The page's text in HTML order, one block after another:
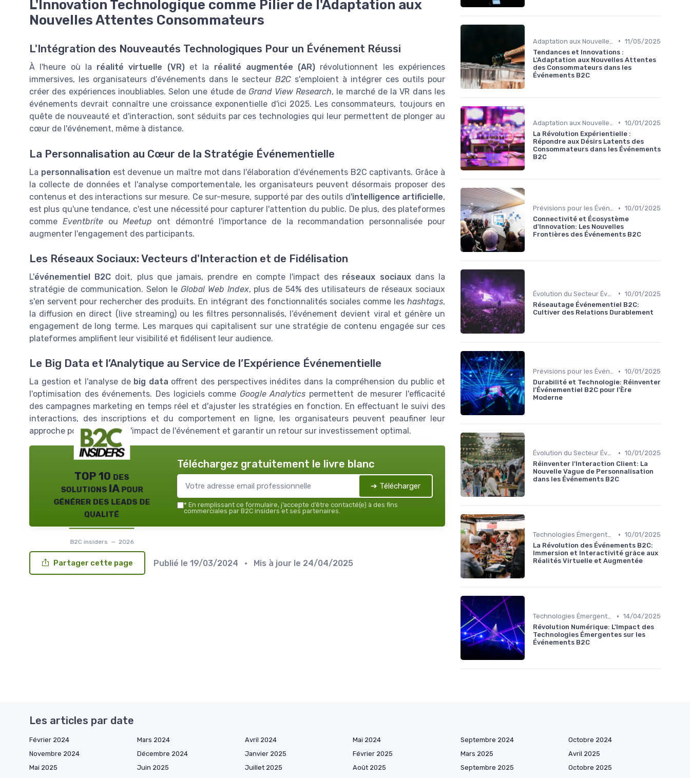
L'Innovation Technologique comme Pilier de l'Adaptation aux
Nouvelles Attentes Consommateurs
L'Intégration des Nouveautés Technologiques Pour un Événement Réussi
À l'heure où la réalité virtuelle (VR)et la réalité augmentée (AR) révolutionnent les expériences
immersives, les organisateurs d'événements dans le secteur B2C s'emploient à intégrer ces outils pour
créer des expériences inoubliables. Selon une étude de Grand View Research, le marché de la VR dans les
événements devrait connaître une croissance exponentielle d'ici 2025. Les consommateurs, toujours en
quête de nouveauté et d'interaction, sont séduits par ces technologies qui leur permettent de plonger au
cœur de l'événement, même à distance.
La Personnalisation au Cœur de la Stratégie Événementielle
La personnalisation est devenue un maître mot dans l'élaboration d'événements B2C captivants. Grâce à
la collecte de données et l'analyse comportementale, les organisateurs peuvent désormais proposer des
contenus et des interactions sur mesure. Ce sur-mesure, supporté par des outils d'intelligence artificielle,
est plus qu'une tendance, c'est une nécessité pour capturer l'attention du public. De plus, des plateformes
comme EventbriteouMeetup ont démontré l'importance de la recommandation personnalisée pour
augmenter l'engagement des participants.
Les Réseaux Sociaux: Vecteurs d'Interaction et de Fidélisation
L'événementiel B2C doit, plus que jamais, prendre en compte l'impact des réseaux sociauxdans la
stratégie de communication. Selon le Global Web Index, plus de 54% des utilisateurs de réseaux sociaux
s'en servent pour rechercher des produits. En intégrant des fonctionnalités sociales comme les hashtags,
la diffusion en direct (live streaming) ou les filtres personnalisés, l’événement devient viral et génère un
engagement de long terme. Les marques qui capitalisent sur une stratégie de contenu engagée sur ces
plateformes amplifient leur visibilité et fidélisent leur audience.
Le Big Data et l’Analytique au Service de l’Expérience Événementielle
La gestion et l'analyse de big data offrent des perspectives inédites dans la compréhension du public et
l'optimisation des événements. Des logiciels comme Google Analytics permettent de mesurer l'efficacité
des campagnes marketing en temps réel et d'ajuster les stratégies en fonction. En effectuant le suivi des
interactions, des inscriptions et du comportement en ligne, les organisateurs peuvent peaufiner leur
approche pour maximiser l'impact de l'événement et garantir un retour sur investissement optimal.
TOP 10 des
solutions IA pour
générer des leads de
qualité
B2C insiders — 2026
Téléchargez gratuitement le livre blanc
➔ Télécharger
* En remplissant ce formulaire, j’accepte d’être contacté(e) à des fins
commerciales par B2C insiders et ses partenaires.
Partager cette page Publié le 19/03/2024 • Mis à jour le 24/04/2025
• 11/05/2025
Tendances et Innovations :
L'Adaptation aux Nouvelles Attentes
des Consommateurs dans les
Événements B2C
• 10/01/2025
La Révolution Expérientielle :
Répondre aux Désirs Latents des
Consommateurs dans les Événements
B2C
Prévisions pour les Événements Futurs • 10/01/2025
Connectivité et Écosystème
d'Innovation: Les Nouvelles
Frontières des Événements B2C
• 10/01/2025
Réseautage Événementiel B2C:
Cultiver des Relations Durablement
Prévisions pour les Événements Futurs • 10/01/2025
Durabilité et Technologie: Réinventer
l'Événementiel B2C pour l'Ère
Moderne
Évolution du Secteur Événementiel B2C • 10/01/2025
Réinventer l'Interaction Client: La
Nouvelle Vague de Personnalisation
dans les Événements B2C
Technologies Émergentes • 10/01/2025
La Révolution des Événements B2C:
Immersion et Interactivité grâce aux
Réalités Virtuelle et Augmentée
Technologies Émergentes • 14/04/2025
Révolution Numérique: L'Impact des
Technologies Émergentes sur les
Événements B2C
Les articles par date
Février 2024 Mars 2024 Avril 2024 Mai 2024 Septembre 2024
Octobre 2024
Novembre 2024
Décembre 2024 Janvier 2025 Février 2025 Mars 2025
Avril 2025
Mai 2025
Juin 2025 Juillet 2025 Août 2025 Septembre 2025
Octobre 2025